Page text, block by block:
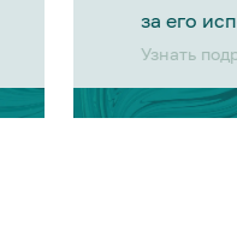
за его
Узнать